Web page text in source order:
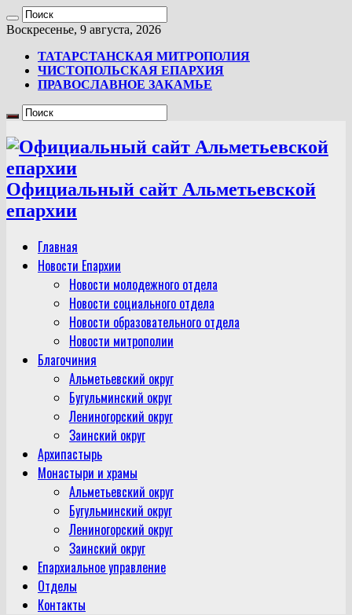
Воскресенье, 9 августа, 2026
ТАТАРСТАНСКАЯ МИТРОПОЛИЯ
ЧИСТОПОЛЬСКАЯ ЕПАРХИЯ
ПРАВОСЛАВНОЕ ЗАКАМЬЕ
Официальный сайт Альметьевской
епархии
Главная
Новости Епархии
Новости молодежного отдела
Новости социального отдела
Новости образовательного отдела
Новости митрополии
Благочиния
Альметьевский округ
Бугульминский округ
Лениногорский округ
Заинский округ
Архипастырь
Монастыри и храмы
Альметьевский округ
Бугульминский округ
Лениногорский округ
Заинский округ
Епархиальное управление
Отделы
Контакты